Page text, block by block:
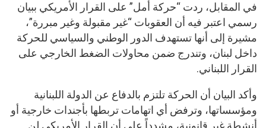
في المقابل، ردت “حركة أمل” على القرار الأمريكي ببيان
رسمي اعتبر فيه أن العقوبات “غير مقبولة وغير مبررة”،
مشيرة إلى أنها تستهدف الدور الوطني والسياسي للحركة
داخل لبنان، وتندرج ضمن محاولات الضغط الخارجي على
القرار اللبناني.
وأكد البيان أن الحركة تلتزم بالدفاع عن الدولة اللبنانية
ومؤسساتها، وترفض أي اتهامات تربطها بأجندات خارجية أو
أنشطة غير قانونية، مشدداً على أن القرار الأمريكي لن